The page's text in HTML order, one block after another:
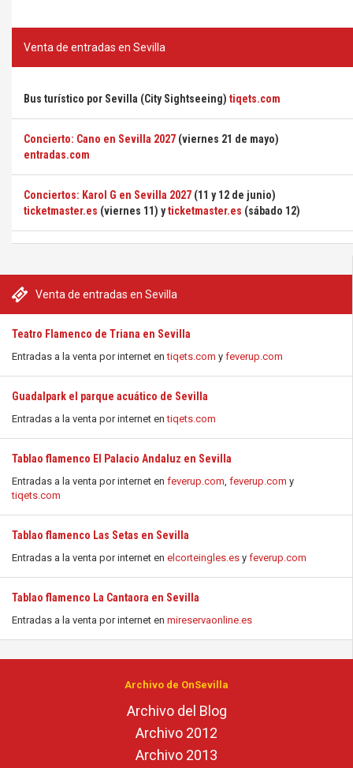
Venta de entradas en Sevilla
Teatro Flamenco de Triana en Sevilla
Entradas a la venta por internet entiqets.com y feverup.com
Guadalpark el parque acuático de Sevilla
Entradas a la venta por internet entiqets.com
Tablao flamenco El Palacio Andaluz en Sevilla
Entradas a la venta por internet en feverup.com, feverup.com y
tiqets.com
Tablao flamenco Las Setas en Sevilla
Entradas a la venta por internet en elcorteingles.es y feverup.com
Tablao flamenco La Cantaora en Sevilla
Entradas a la venta por internet en mireservaonline.es
Venta de entradas en Sevilla
Bus turístico por Sevilla (City Sightseeing) tiqets.com
Concierto: Cano en Sevilla 2027 (viernes 21 de mayo)
entradas.com
Conciertos: Karol G en Sevilla 2027 (11 y 12 de junio)
ticketmaster.es (viernes 11) yticketmaster.es (sábado 12)
Archivo de OnSevilla
Archivo del Blog
Archivo 2012
Archivo 2013